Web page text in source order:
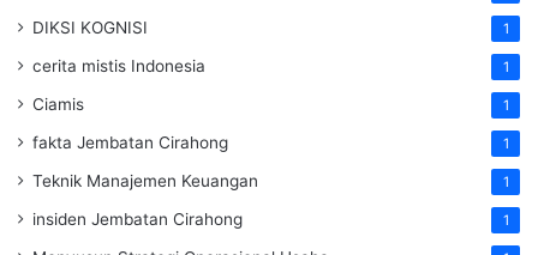
DIKSI KOGNISI 1
cerita mistis Indonesia 1
Ciamis 1
fakta Jembatan Cirahong 1
Teknik Manajemen Keuangan 1
insiden Jembatan Cirahong 1